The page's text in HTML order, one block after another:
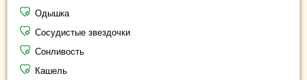
Одышка
Сосудистые звездочки
Сонливость
Кашель